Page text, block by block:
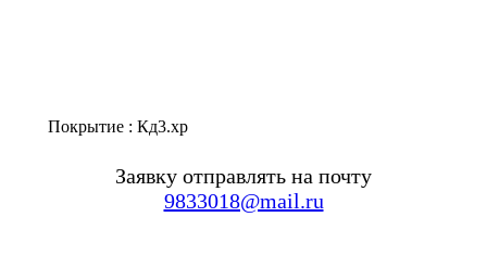
Покрытие : Кд3.хр
Заявку отправлять на почту
9833018@mail.ru